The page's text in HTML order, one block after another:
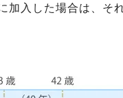
加入した場合は、そ